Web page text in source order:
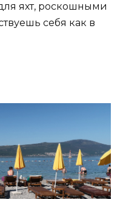
яхт, роскошными
себя как в